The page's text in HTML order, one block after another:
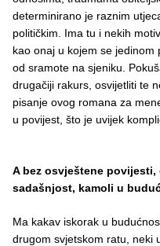
determinirano je raznim
političkim. Ima tu i nekih
kao onaj u kojem se
od sramote na sjeniku.
drugačiji rakurs, osvijetliti te
pisanje ovog romana za
u povijest, što je uvijek
A bez osvještene povijesti,
sadašnjost, kamoli u budu
Ma kakav iskorak u
drugom svjetskom ratu, neki